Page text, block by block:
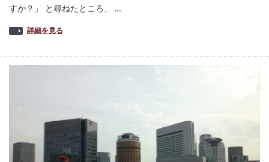
すか？」 と尋ねたところ、 …
詳細を見る